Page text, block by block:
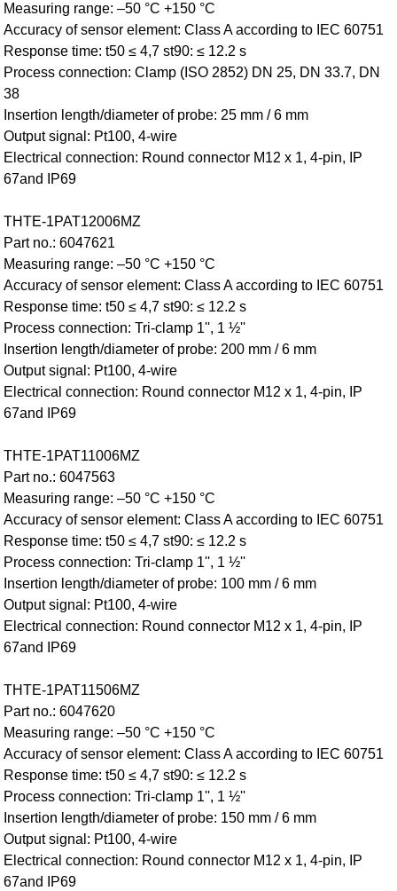
Measuring range: –50 °C +150 °C
Accuracy of sensor element: Class A according to IEC 60751
Response time: t50 ≤ 4,7 st90: ≤ 12.2 s
Process connection: Clamp (ISO 2852) DN 25, DN 33.7, DN
38
Insertion length/diameter of probe: 25 mm / 6 mm
Output signal: Pt100, 4-wire
Electrical connection: Round connector M12 x 1, 4-pin, IP
67and IP69
THTE-1PAT12006MZ
Part no.: 6047621
Measuring range: –50 °C +150 °C
Accuracy of sensor element: Class A according to IEC 60751
Response time: t50 ≤ 4,7 st90: ≤ 12.2 s
Process connection: Tri-clamp 1'', 1 ½''
Insertion length/diameter of probe: 200 mm / 6 mm
Output signal: Pt100, 4-wire
Electrical connection: Round connector M12 x 1, 4-pin, IP
67and IP69
THTE-1PAT11006MZ
Part no.: 6047563
Measuring range: –50 °C +150 °C
Accuracy of sensor element: Class A according to IEC 60751
Response time: t50 ≤ 4,7 st90: ≤ 12.2 s
Process connection: Tri-clamp 1'', 1 ½''
Insertion length/diameter of probe: 100 mm / 6 mm
Output signal: Pt100, 4-wire
Electrical connection: Round connector M12 x 1, 4-pin, IP
67and IP69
THTE-1PAT11506MZ
Part no.: 6047620
Measuring range: –50 °C +150 °C
Accuracy of sensor element: Class A according to IEC 60751
Response time: t50 ≤ 4,7 st90: ≤ 12.2 s
Process connection: Tri-clamp 1'', 1 ½''
Insertion length/diameter of probe: 150 mm / 6 mm
Output signal: Pt100, 4-wire
Electrical connection: Round connector M12 x 1, 4-pin, IP
67and IP69